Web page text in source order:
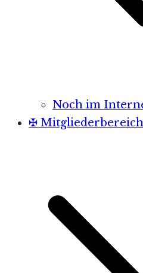
Noch im
✠ Mitgliederbereich